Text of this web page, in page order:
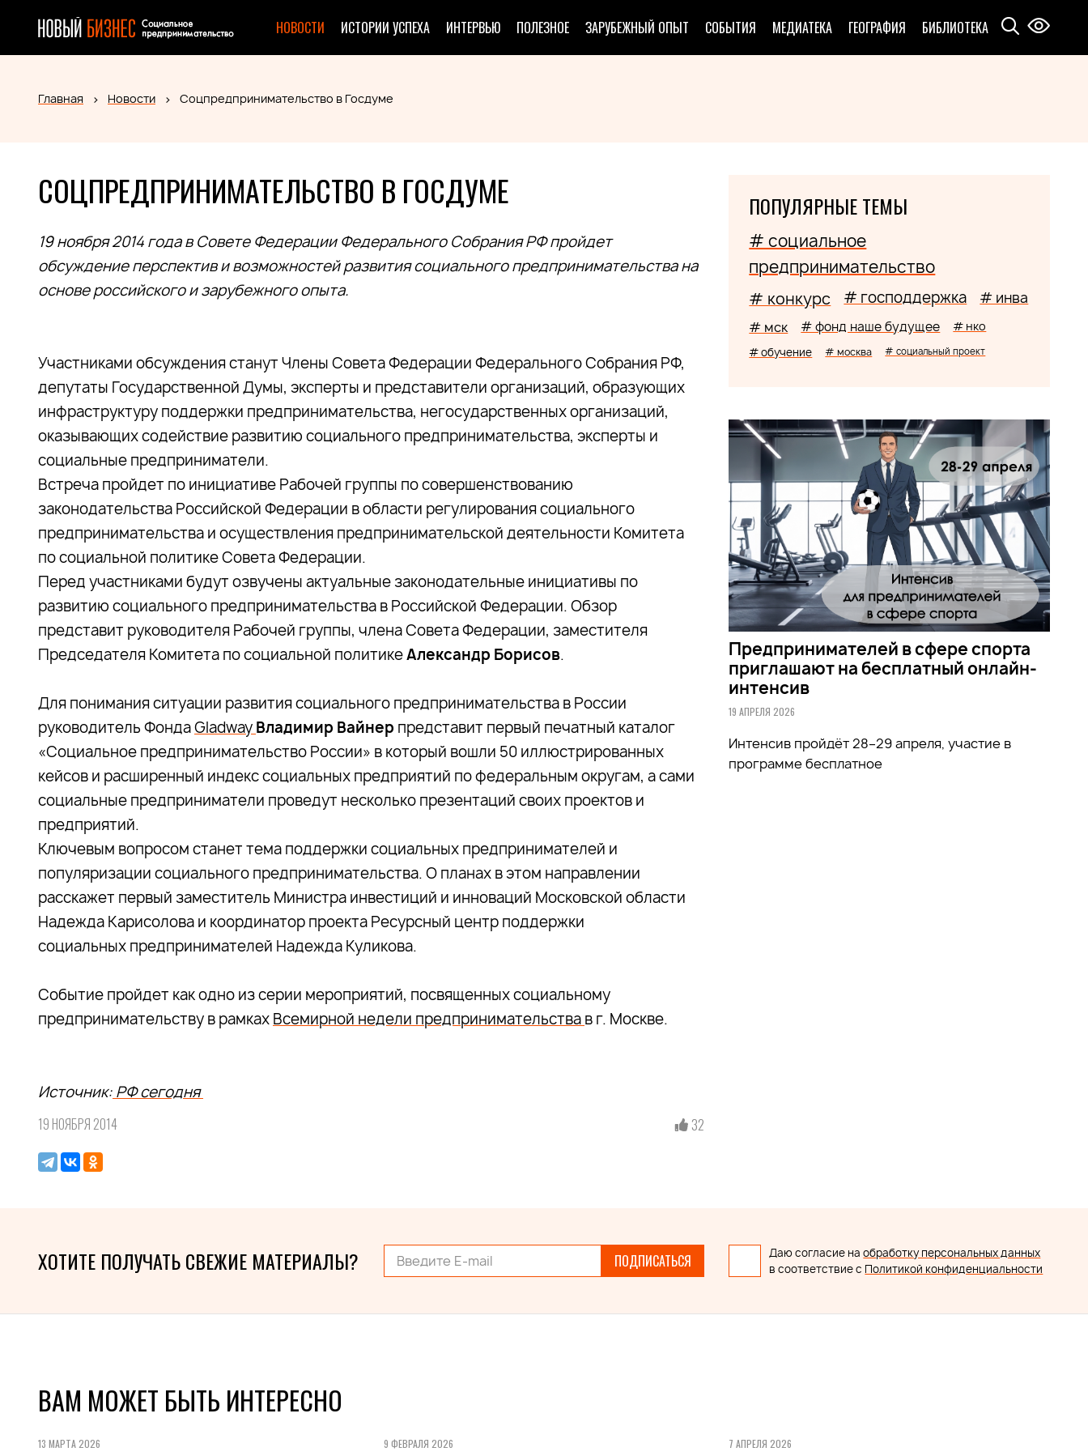
НОВОСТИ ИСТОРИИ УСПЕХА ИНТЕРВЬЮ ПОЛЕЗНОЕ ЗАРУБЕЖНЫЙ ОПЫТ СОБЫТИЯ МЕДИАТЕКА ГЕОГРАФИЯ БИБЛИОТЕКА
Главная Новости Соцпредпринимательство в Госдуме
СОЦПРЕДПРИНИМАТЕЛЬСТВО В ГОСДУМЕ
19 ноября 2014 года в Совете Федерации Федерального Собрания РФ пройдет
обсуждение перспектив и возможностей развития социального предпринимательства на
основе российского и зарубежного опыта.
Участниками обсуждения станут Члены Совета Федерации Федерального Собрания РФ,
депутаты Государственной Думы, эксперты и представители организаций, образующих
инфраструктуру поддержки предпринимательства, негосударственных организаций,
оказывающих содействие развитию социального предпринимательства, эксперты и
социальные предприниматели.
Встреча пройдет по инициативе Рабочей группы по совершенствованию
законодательства Российской Федерации в области регулирования социального
предпринимательства и осуществления предпринимательской деятельности Комитета
по социальной политике Совета Федерации.
Перед участниками будут озвучены актуальные законодательные инициативы по
развитию социального предпринимательства в Российской Федерации. Обзор
представит руководителя Рабочей группы, члена Совета Федерации, заместителя
Председателя Комитета по социальной политикеАлександр Борисов.
Для понимания ситуации развития социального предпринимательства в России
руководитель ФондаGladway Владимир Вайнер представит первый печатный каталог
«Социальное предпринимательство России» в который вошли 50 иллюстрированных
кейсов и расширенный индекс социальных предприятий по федеральным округам, а сами
социальные предприниматели проведут несколько презентаций своих проектов и
предприятий.
Ключевым вопросом станет тема поддержки социальных предпринимателей и
популяризации социального предпринимательства. О планах в этом направлении
расскажет первый заместитель Министра инвестиций и инноваций Московской области
Надежда Карисолова и координатор проекта Ресурсный центр поддержки
социальных предпринимателей Надежда Куликова.
Событие пройдет как одно из серии мероприятий, посвященных социальному
предпринимательству в рамках Всемирной недели предпринимательства в г. Москве.
Источник: РФ сегодня
19 НОЯБРЯ 2014 32
ПОПУЛЯРНЫЕ ТЕМЫ
# социальное
предпринимательство
# конкурс # господдержка # инва
# мск # фонд наше будущее # нко
# обучение # москва # социальный проект
Предпринимателей в сфере спорта
приглашают на бесплатный онлайн-
интенсив
19 АПРЕЛЯ 2026
Интенсив пройдёт 28–29 апреля, участие в
программе бесплатное
ХОТИТЕ ПОЛУЧАТЬ СВЕЖИЕ МАТЕРИАЛЫ? ПОДПИСАТЬСЯ Даю согласие наобработку персональных данных
в соответствие с Политикой конфиденциальности
ВАМ МОЖЕТ БЫТЬ ИНТЕРЕСНО
13 МАРТА 2026 9 ФЕВРАЛЯ 2026 7 АПРЕЛЯ 2026